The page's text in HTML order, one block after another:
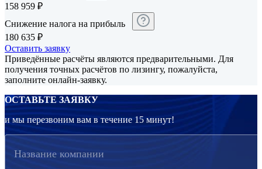
158 959 ₽
Снижение налога на прибыль
180 635 ₽
Оставить заявку
Приведённые расчёты являются предварительными. Для
получения точных расчётов по лизингу, пожалуйста,
заполните онлайн-заявку.
ОСТАВЬТЕ ЗАЯВКУ
и мы перезвоним вам в течение 15 минут!
Название компании